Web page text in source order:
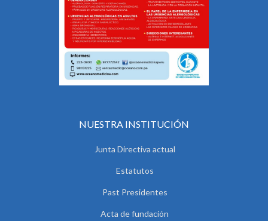
NUESTRA INSTITUCIÓN
Junta Directiva actual
Estatutos
Past Presidentes
Acta de fundación